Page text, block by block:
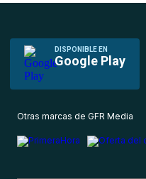
DISPONIBLE EN
Google Play
Otras marcas de GFR Media